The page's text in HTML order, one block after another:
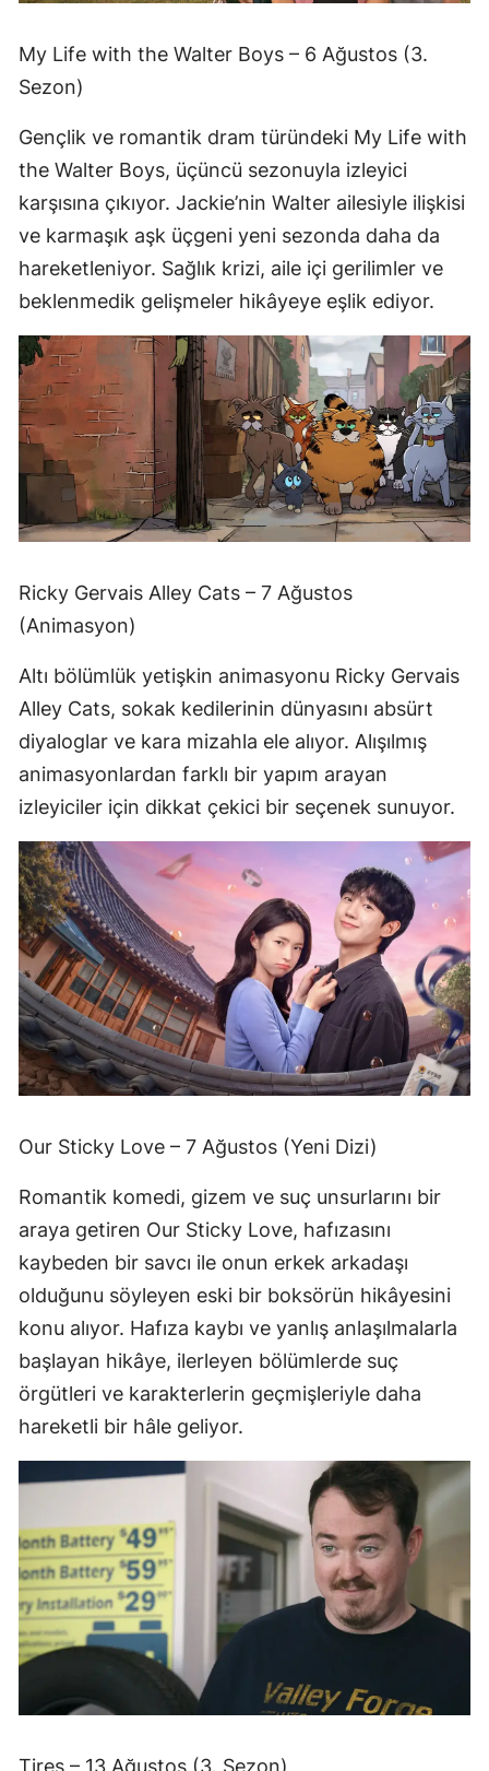
My Life with the Walter Boys – 6 Ağustos (3.
Sezon)
Gençlik ve romantik dram türündeki My Life with
the Walter Boys, üçüncü sezonuyla izleyici
karşısına çıkıyor. Jackie’nin Walter ailesiyle ilişkisi
ve karmaşık aşk üçgeni yeni sezonda daha da
hareketleniyor. Sağlık krizi, aile içi gerilimler ve
beklenmedik gelişmeler hikâyeye eşlik ediyor.
Ricky Gervais Alley Cats – 7 Ağustos
(Animasyon)
Altı bölümlük yetişkin animasyonu Ricky Gervais
Alley Cats, sokak kedilerinin dünyasını absürt
diyaloglar ve kara mizahla ele alıyor. Alışılmış
animasyonlardan farklı bir yapım arayan
izleyiciler için dikkat çekici bir seçenek sunuyor.
Our Sticky Love – 7 Ağustos (Yeni Dizi)
Romantik komedi, gizem ve suç unsurlarını bir
araya getiren Our Sticky Love, hafızasını
kaybeden bir savcı ile onun erkek arkadaşı
olduğunu söyleyen eski bir boksörün hikâyesini
konu alıyor. Hafıza kaybı ve yanlış anlaşılmalarla
başlayan hikâye, ilerleyen bölümlerde suç
örgütleri ve karakterlerin geçmişleriyle daha
hareketli bir hâle geliyor.
Tires – 13 Ağustos (3. Sezon)